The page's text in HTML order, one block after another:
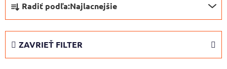
a
d
Radiť podľa:Najlacnejšie
ZAVRIEŤ FILTER